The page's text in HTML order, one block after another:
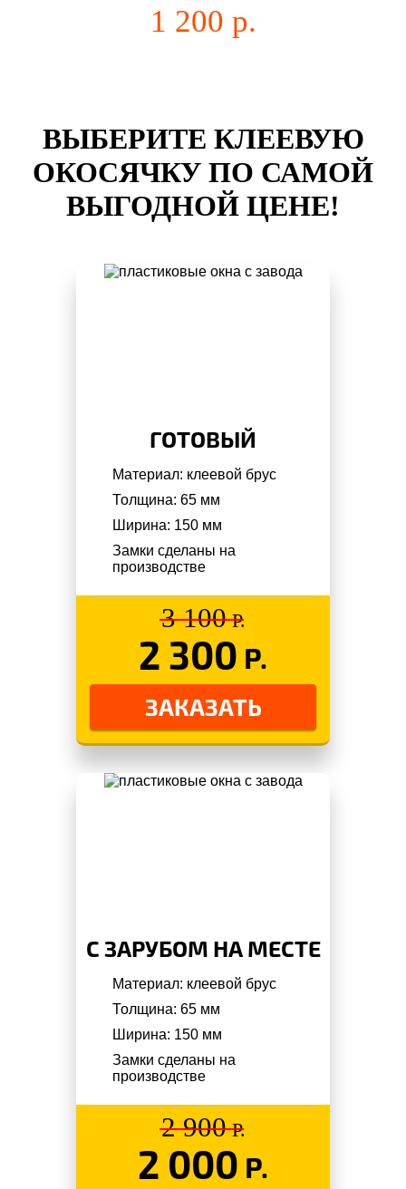
1 200 р.
ВЫБЕРИТЕ КЛЕЕВУЮ
ОКОСЯЧКУ ПО САМОЙ
ВЫГОДНОЙ ЦЕНЕ!
ГОТОВЫЙ
Материал: клеевой брус
Толщина: 65 мм
Ширина: 150 мм
Замки сделаны на
производстве
3 100Р.
2 300 Р.
ЗАКАЗАТЬ
С ЗАРУБОМ НА МЕСТЕ
Материал: клеевой брус
Толщина: 65 мм
Ширина: 150 мм
Замки сделаны на
производстве
2 900Р.
2 000 Р.